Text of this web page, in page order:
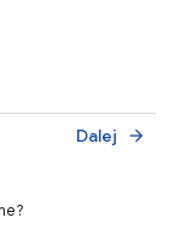
Dalej arrow_forward